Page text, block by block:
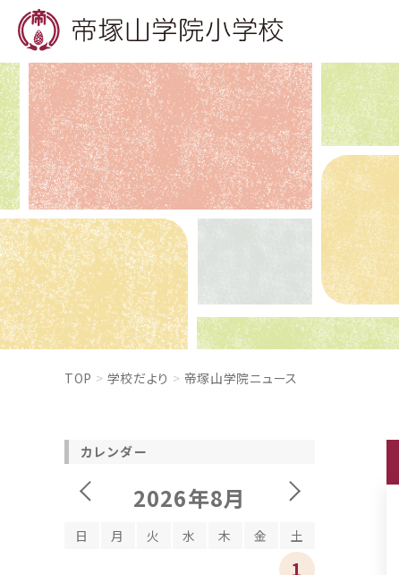
TOP 学校だより 帝塚山学院ニュース
カレンダー
2026年8月
日 月 火 水 木 金 土
1